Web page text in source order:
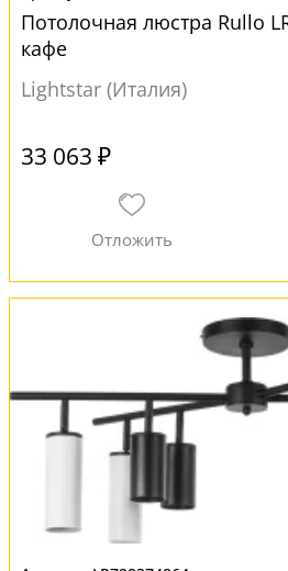
Потолочная люстра Rullo
кафе
Lightstar (Италия)
33 063 ₽